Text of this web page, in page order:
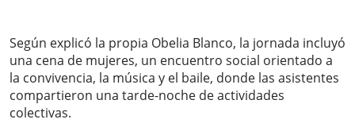
Según explicó la propia Obelia Blanco, la jornada incluyó
una cena de mujeres, un encuentro social orientado a
la convivencia, la música y el baile, donde las asistentes
compartieron una tarde-noche de actividades
colectivas.